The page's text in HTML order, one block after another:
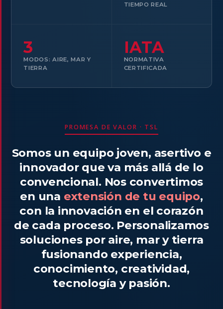
TIEMPO REAL
3
MODOS: AIRE, MAR Y
TIERRA
IATA
NORMATIVA
CERTIFICADA
PROMESA DE VALOR · TSL
Somos un equipo joven, asertivo e
innovador que va más allá de lo
convencional. Nos convertimos
en una extensión de tu equipo,
con la innovación en el corazón
de cada proceso. Personalizamos
soluciones por aire, mar y tierra
fusionando experiencia,
conocimiento, creatividad,
tecnología y pasión.